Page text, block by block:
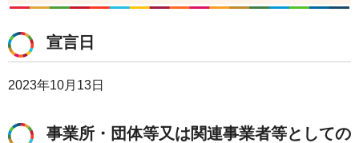
宣言日
2023年10月13日
事業所・団体等又は関連事業者等としての